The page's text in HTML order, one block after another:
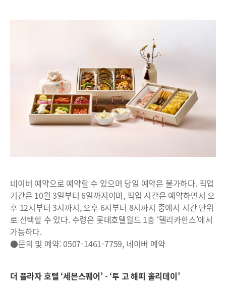
네이버 예약으로 예약할 수 있으며 당일 예약은 불가하다. 픽업
기간은 10월 3일부터 6일까지이며, 픽업 시간은 예약하면서 오
후 12시부터 3시까지, 오후 6시부터 8시까지 중에서 시간 단위
로 선택할 수 있다. 수령은 롯데호텔월드 1층 ‘델리카한스’에서
가능하다.
●문의 및 예약: 0507-1461-7759, 네이버 예약
더 플라자 호텔 ‘세븐스퀘어’ - ‘투 고 해피 홀리데이’